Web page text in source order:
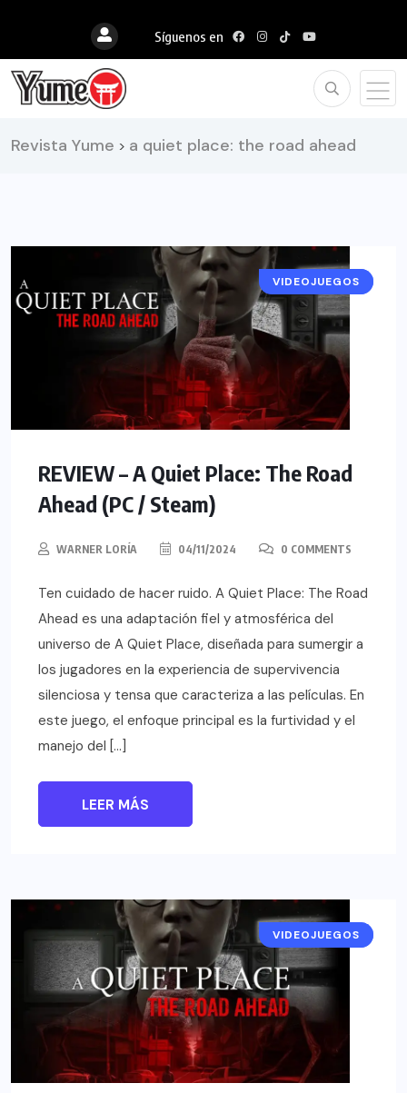
Síguenos en
Revista Yume > a quiet place: the road ahead
RESEÑAS
VIDEOJUEGOS
REVIEW – A Quiet Place: The Road
Ahead (PC / Steam)
WARNER LORÍA 04/11/2024 0 COMMENTS
Ten cuidado de hacer ruido. A Quiet Place: The Road
Ahead es una adaptación fiel y atmosférica del
universo de A Quiet Place, diseñada para sumergir a
los jugadores en la experiencia de supervivencia
silenciosa y tensa que caracteriza a las películas. En
este juego, el enfoque principal es la furtividad y el
manejo del […]
LEER MÁS
NOTICIAS
VIDEOJUEGOS